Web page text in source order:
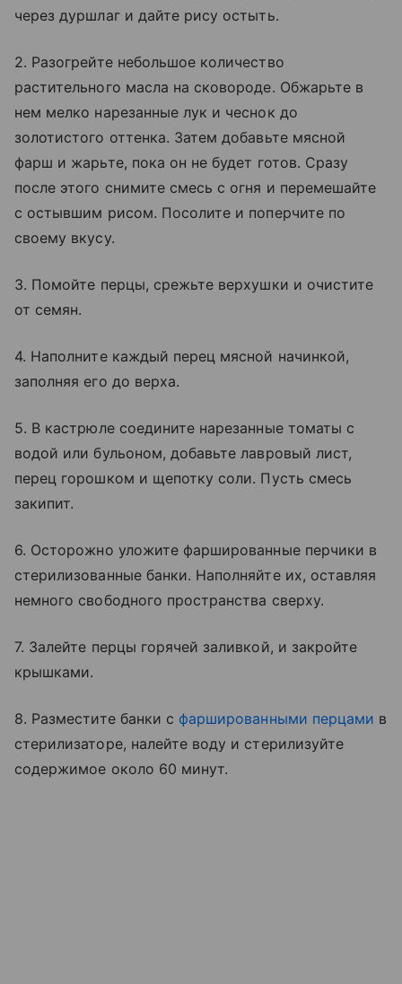
через дуршлаг и дайте рису остыть.
2. Разогрейте небольшое количество
растительного масла на сковороде. Обжарьте в
нем мелко нарезанные лук и чеснок до
золотистого оттенка. Затем добавьте мясной
фарш и жарьте, пока он не будет готов. Сразу
после этого снимите смесь с огня и перемешайте
с остывшим рисом. Посолите и поперчите по
своему вкусу.
3. Помойте перцы, срежьте верхушки и очистите
от семян.
4. Наполните каждый перец мясной начинкой,
заполняя его до верха.
5. В кастрюле соедините нарезанные томаты с
водой или бульоном, добавьте лавровый лист,
перец горошком и щепотку соли. Пусть смесь
закипит.
6. Осторожно уложите фаршированные перчики в
стерилизованные банки. Наполняйте их, оставляя
немного свободного пространства сверху.
7. Залейте перцы горячей заливкой, и закройте
крышками.
8. Разместите банки с фаршированными перцами в
стерилизаторе, налейте воду и стерилизуйте
содержимое около 60 минут.